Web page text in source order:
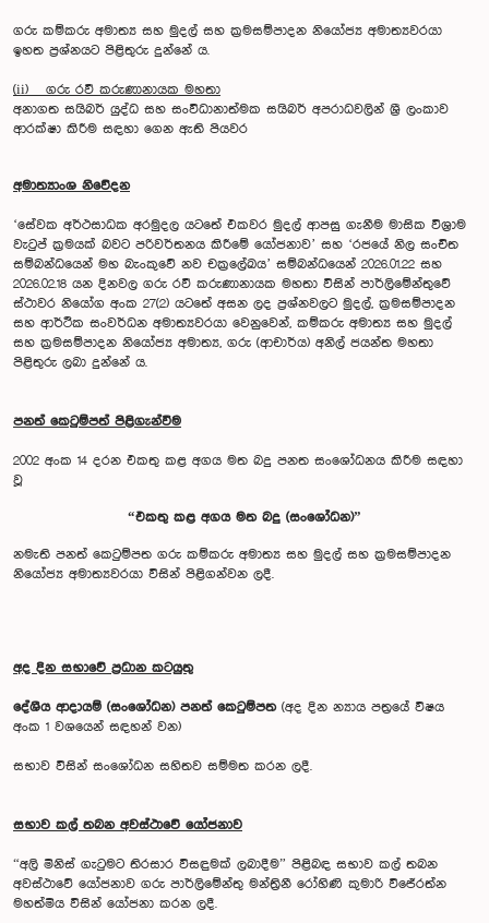
ගරු කම්කරු අමාත්‍ය සහ මුදල් සහ ක්‍රමසම්පාදන නියෝජ්‍ය අමාත්‍යවරයා
ඉහත ප්‍රශ්නයට පිළිතුරු දුන්නේ ය.
(ii) ගරු රවී කරුණානායක මහතා
අනාගත සයිබර් යුද්ධ සහ සංවිධානාත්මක සයිබර් අපරාධවලින් ශ්‍රී ලංකාව
ආරක්ෂා කිරීම සඳහා ගෙන ඇති පියවර
අමාත්‍යාංශ නිවේදන
‘සේවක අර්ථසාධක අරමුදල යටතේ එකවර මුදල් ආපසු ගැනීම මාසික විශ්‍රාම
වැටුප් ක්‍රමයක් බවට පරිවර්තනය කිරීමේ යෝජනාව’ සහ ‘රජයේ නිල සංචිත
සම්බන්ධයෙන් මහ බැංකුවේ නව චක්‍රලේඛය’ සම්බන්ධයෙන් 2026.01.22 සහ
2026.02.18 යන දිනවල ගරු රවී කරුණානායක මහතා විසින් පාර්ලිමේන්තුවේ
ස්ථාවර නියෝග අංක 27(2) යටතේ අසන ලද ප්‍රශ්නවලට මුදල්, ක්‍රමසම්පාදන
සහ ආර්ථික සංවර්ධන අමාත්‍යවරයා වෙනුවෙන්, කම්කරු අමාත්‍ය සහ මුදල්
සහ ක්‍රමසම්පාදන නියෝජ්‍ය අමාත්‍ය, ගරු (ආචාර්ය) අනිල් ජයන්ත මහතා
පිළිතුරු ලබා දුන්නේ ය.
පනත් කෙටුම්පත් පිළිගැන්වීම
2002 අංක 14 දරන එකතු කළ අගය මත බදු පනත සංශෝධනය කිරීම සඳහා
වූ
“එකතු කළ අගය මත බදු (සංශෝධන)”
නමැති පනත් කෙටුම්පත ගරු කම්කරු අමාත්‍ය සහ මුදල් සහ ක්‍රමසම්පාදන
නියෝජ්‍ය අමාත්‍යවරයා විසින් පිළිගන්වන ලදී.
අද දින සභාවේ ප්‍රධාන කටයුතු
දේශීය ආදායම් (සංශෝධන) පනත් කෙටුම්පත(අද දින න්‍යාය පත්‍රයේ විෂය
අංක 1 වශයෙන් සඳහන් වන)
සභාව විසින් සංශෝධන සහිතව සම්මත කරන ලදී.
සභාව කල් තබන අවස්ථාවේ යෝජනාව
“අලි මිනිස් ගැටුමට තිරසාර විසඳුමක් ලබාදීම” පිළිබඳ සභාව කල් තබන
අවස්ථාවේ යෝජනාව ගරු පාර්ලිමේන්තු මන්ත්‍රිනී රෝහිණි කුමාරි විජේරත්න
මහත්මිය විසින් යෝජනා කරන ලදී.